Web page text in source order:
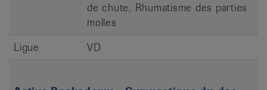
de chute, Rhumatisme des parties
molles
Ligue
VD